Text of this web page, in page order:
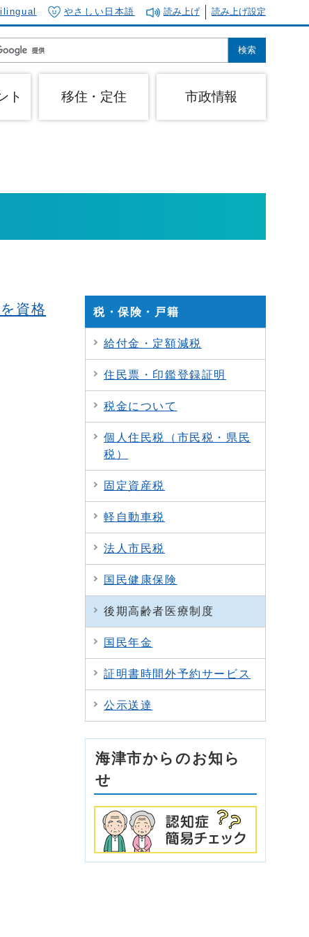
やさしい日本語 読み上げ 読み上げ設定
ト 移住・定住 市政情報
資格
税・保険・戸籍
給付金・定額減税
住民票・印鑑登録証明
税金について
個人住民税（市民税・県民
税）
固定資産税
軽自動車税
法人市民税
国民健康保険
後期高齢者医療制度
国民年金
証明書時間外予約サービス
公示送達
海津市からのお知ら
せ